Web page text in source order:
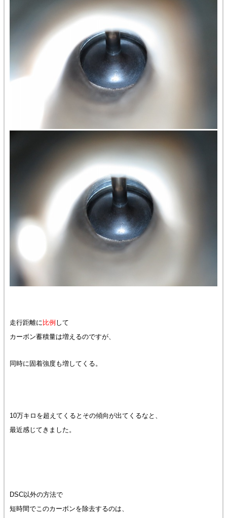
走行距離に 比例 して
カーボン蓄積量は増えるのですが、
同時に固着強度も増してくる。
10万キロを超えてくるとその傾向が出てくるなと、
最近感じてきました。
DSC以外の方法で
短時間でこのカーボンを除去するのは、